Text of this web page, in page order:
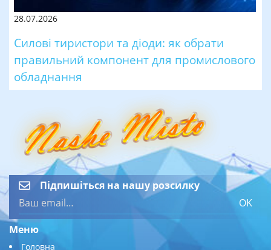
28.07.2026
Силові тиристори та діоди: як обрати
правильний компонент для промислового
обладнання
Підпишіться на нашу розсилку
OK
Меню
Головна